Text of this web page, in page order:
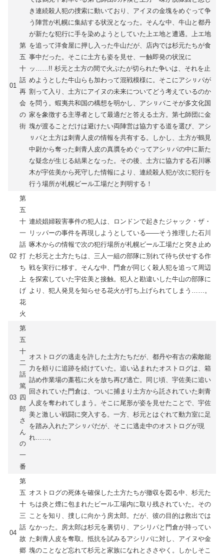
01
第
五
十
話
再
会
の
街
き連続殺人犯の捜索に動いており、アイヌの金塊をめぐって争
う陣営が札幌に集結する状況となった。そんな中、牛山と都丹
が新たな犯行に手を染めようとしていた上エ地と遭遇。上エ地
を追って洋食屋に押し入った牛山だが、店内では杉元たちが食
事中だった。そこに土方も姿を見せ、一触即発の状況に
ッ……!! 杉元と土方の間で火ぶたが切られた争いは、それを止
めようとした牛山らも加わって混戦模様に。そこにアシㇼパが
割って入り、土方にアイヌの未来についてどう考えているのか
を問う。蝦夷共和国の構想を明かし、アシㇼパこそが多文化国
家を象徴する主導者として最適だと答える土方。第七師団に金
塊が渡ることだけは避けたい両陣営は協力する道を選び、アシ
ㇼパと土方は刺青人皮の情報を共有する。しかし、土方が鶴見
中尉から奪った刺青人皮の真贋をめぐってアシㇼパの中に新た
な疑念が生じる結果となった。その後、土方に協力する石川啄
木が宇佐美から死守した情報により、連続殺人犯が次に犯行を
行う場所が札幌ビール工場だと判明する！
02
第
五
十
一
話
打
ち
上
げ
花
火
連続娼婦殺害事件の犯人は、ロンドンで起きたジャック・ザ・
リッパーの事件を再現しようとしている――そう推理した石川
啄木からの情報で次の犯行場所が札幌ビール工場だと突き止め
た杉元と土方たちは、三人一組の部隊に別れて待ち伏せする作
戦を実行に移す。そんな中、門倉が同じく殺人犯を追って周辺
を探索していた宇佐美と接触。犯人と勘違いした牛山の部隊に
より、犯人発見を知らせる花火が打ち上げられてしまう……。
03
第
五
十
二
話
篤
四
郎
さ
ん
の
一
番
オストログの逃走を許した土方たちだが、都丹や有古の索敵能
力を頼りに追跡を続けていた。追い込まれたオストログは、箱
詰め作業場の藁苞に火を放ち再び逃亡。同じ頃、宇佐美に追い
回されていた門倉は、ついに捕まり土方から託されていた刺青
人皮を奪われてしまう。そこに尾形が姿を見せたことで、宇佐
美と激しい戦闘に突入する。一方、杉元とはぐれて動力室に足
を踏み入れたアシㇼパだが、そこに逃走中のオストログが現
れ……。
04
第
五
十
三
話
故
郷
オストログの死体を確保した土方たちが撤収を図る中、杉元た
ちは炎と煙に包まれたビール工場内に取り残されていた。その
ことを知り、捜しに向かう房太郎。だが、彼の目的は救出では
なかった。房太郎は杉元を裏切り、アシリパと門倉が持ってい
た刺青人皮を奪取。抵抗を試みるアシリパに対し、アイヌや金
塊のことなど忘れて杉元と家族になれとささやく。しかしそこ